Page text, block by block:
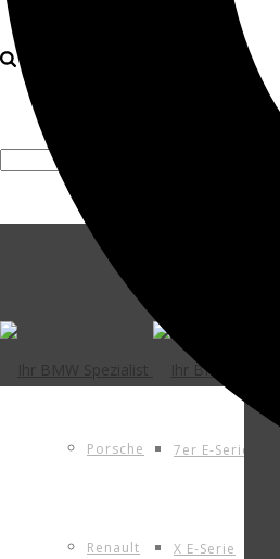
1er E-Serie
6er E-Serie
7er E-Serie
X E-Serie
Nissan
Porsche
Renault